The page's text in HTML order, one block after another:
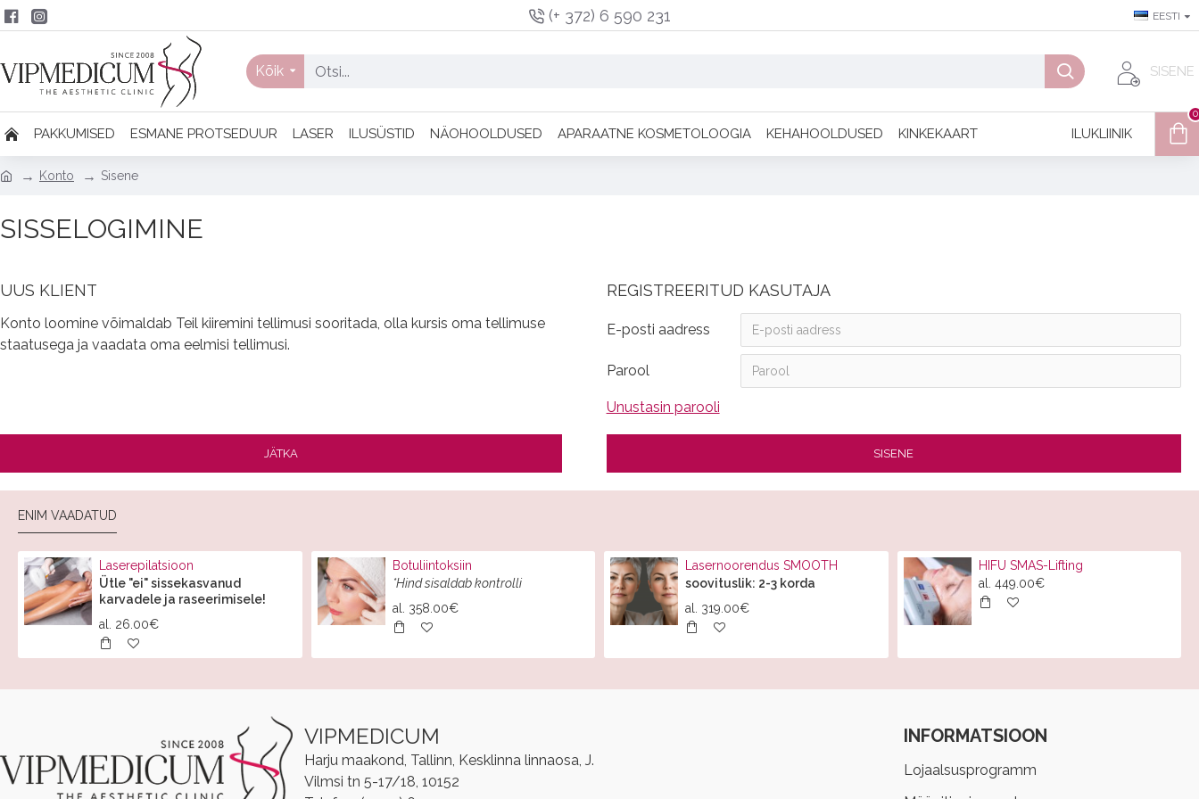
(+ 372) 6 590 231 EESTI
Kõik SISENE
PAKKUMISED ESMANE PROTSEDUUR LASER ILUSÜSTID NÄOHOOLDUSED APARAATNE KOSMETOLOOGIA KEHAHOOLDUSED KINKEKAART ILUKLIINIK
0
Konto Sisene
SISSELOGIMINE
UUS KLIENT
Konto loomine võimaldab Teil kiiremini tellimusi sooritada, olla kursis oma tellimuse
staatusega ja vaadata oma eelmisi tellimusi.
JÄTKA
REGISTREERITUD KASUTAJA
E-posti aadress
Parool
Unustasin parooli
SISENE
ENIM VAADATUD
Laserepilatsioon
Ütle "ei" sissekasvanud
karvadele ja raseerimisele!
al. 26.00€
Botuliintoksiin
*Hind sisaldab kontrolli
al. 358.00€
Lasernoorendus SMOOTH
soovituslik: 2-3 korda
al. 319.00€
HIFU SMAS-Lifting
al. 449.00€
VIPMEDICUM
Harju maakond, Tallinn, Kesklinna linnaosa, J.
Vilmsi tn 5-17/18, 10152
INFORMATSIOON
Lojaalsusprogramm